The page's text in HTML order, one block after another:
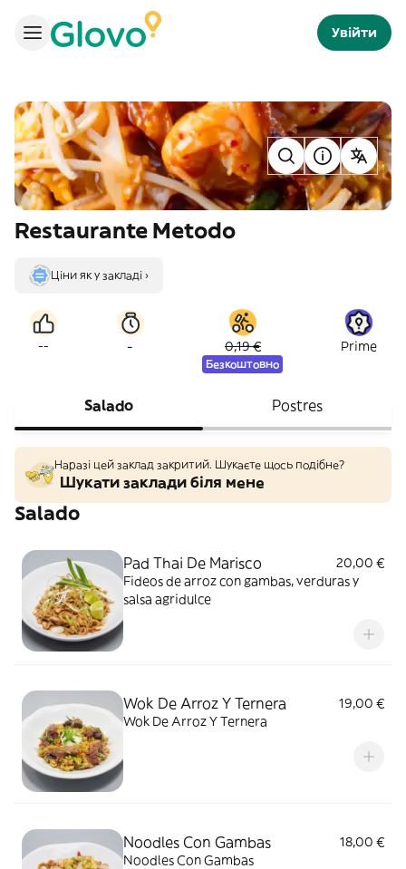
Увійти
Restaurante Metodo
Ціни як у закладі ›
-- - 0,19 €
Безкоштовно
Prime
Salado Postres
Наразі цей заклад закритий. Шукаєте щось подібне?
Шукати заклади біля мене
Salado
Pad Thai De Marisco
20,00 €
Fideos de arroz con gambas, verduras y
salsa agridulce
Wok De Arroz Y Ternera
19,00 €
Wok De Arroz Y Ternera
Noodles Con Gambas
18,00 €
Noodles Con Gambas